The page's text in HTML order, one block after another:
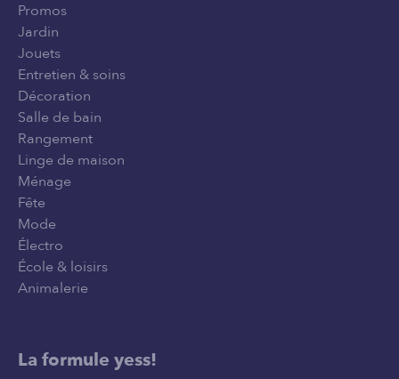
Promos
Jardin
Jouets
Entretien & soins
Décoration
Salle de bain
Rangement
Linge de maison
Ménage
Fête
Mode
Électro
École & loisirs
Animalerie
La formule yess!